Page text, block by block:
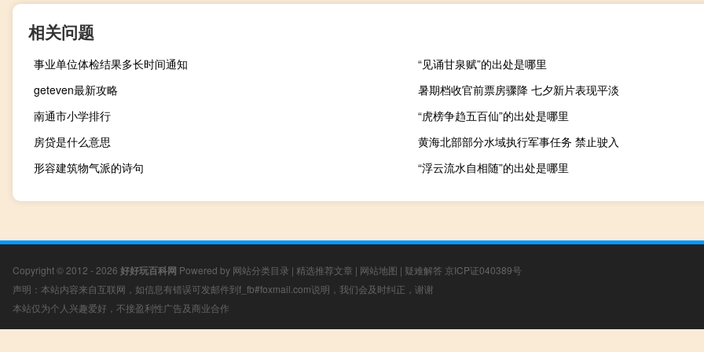
相关问题
事业单位体检结果多长时间通知
“见诵甘泉赋”的出处是哪里
geteven最新攻略
暑期档收官前票房骤降 七夕新片表现平淡
南通市小学排行
“虎榜争趋五百仙”的出处是哪里
房贷是什么意思
黄海北部部分水域执行军事任务 禁止驶入
形容建筑物气派的诗句
“浮云流水自相随”的出处是哪里
Copyright © 2012 - 2026 好好玩百科网 Powered by 网站分类目录 | 精选推荐文章 | 网站地图 | 疑难解答 京ICP证040389号
声明：本站内容来自互联网，如信息有错误可发邮件到f_fb#foxmail.com说明，我们会及时纠正，谢谢
本站仅为个人兴趣爱好，不接盈利性广告及商业合作